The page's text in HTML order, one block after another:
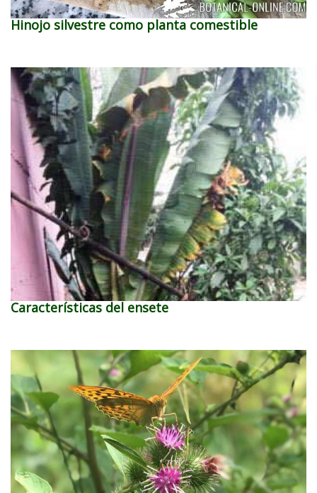
Hinojo silvestre como planta comestible
Características del ensete